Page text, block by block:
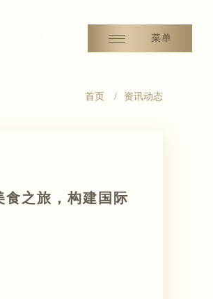
菜单
首页 / 资讯动态
集团共商合作新机
食之旅，构建国际
经贸文化交流活动